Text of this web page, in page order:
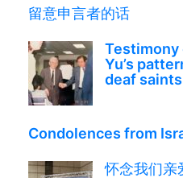
留意申言者的话
Testimony
Yu’s
deaf saints
Condolences from
怀念我们亲